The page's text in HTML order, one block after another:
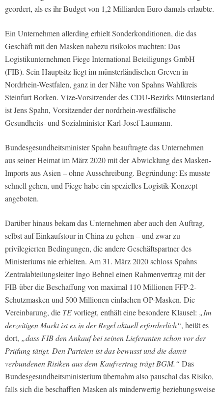
geordert, als es ihr Budget von 1,2 Milliarden Euro damals erlaubte.
Ein Unternehmen allerding erhielt Sonderkonditionen, die das
Geschäft mit den Masken nahezu risikolos machten: Das
Logistikunternehmen Fiege International Beteiligungs GmbH
(FIB). Sein Hauptsitz liegt im münsterländischen Greven in
Nordrhein-Westfalen, ganz in der Nähe von Spahns Wahlkreis
Steinfurt Borken. Vize-Vorsitzender des CDU-Bezirks Münsterland
ist Jens Spahn, Vorsitzender der nordrhein-westfälische
Gesundheits- und Sozialminister Karl-Josef Laumann.
Bundesgesundheitsminister Spahn beauftragte das Unternehmen
aus seiner Heimat im März 2020 mit der Abwicklung des Masken-
Imports aus Asien – ohne Ausschreibung. Begründung: Es musste
schnell gehen, und Fiege habe ein spezielles Logistik-Konzept
angeboten.
Darüber hinaus bekam das Unternehmen aber auch den Auftrag,
selbst auf Einkaufstour in China zu gehen – und zwar zu
privilegierten Bedingungen, die andere Geschäftspartner des
Ministeriums nie erhielten. Am 31. März 2020 schloss Spahns
Zentralabteilungsleiter Ingo Behnel einen Rahmenvertrag mit der
FIB über die Beschaffung von maximal 110 Millionen FFP-2-
Schutzmasken und 500 Millionen einfachen OP-Masken. Die
Vereinbarung, die TEvorliegt, enthält eine besondere Klausel: „Im
derzeitigen Markt ist es in der Regel aktuell erforderlich“, heißt es
dort, „dass FIB den Ankauf bei seinen Lieferanten schon vor der
Prüfung tätigt. Den Parteien ist das bewusst und die damit
verbundenen Risiken aus dem Kaufvertrag trägt BGM.“ Das
Bundesgesundheitsministerium übernahm also pauschal das Risiko,
falls sich die beschafften Masken als minderwertig beziehungsweise